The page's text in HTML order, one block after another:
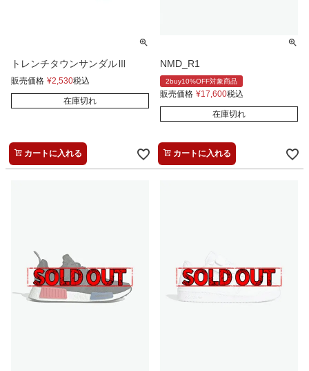
トレンチタウンサンダルⅢ
販売価格 ¥2,530税込
在庫切れ
カートに入れる
NMD_R1
2buy10%OFF対象商品
販売価格 ¥17,600税込
在庫切れ
カートに入れる